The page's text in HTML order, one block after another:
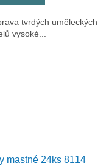
tvrdých uměleckých
vysoké...
mastné 24ks 8114